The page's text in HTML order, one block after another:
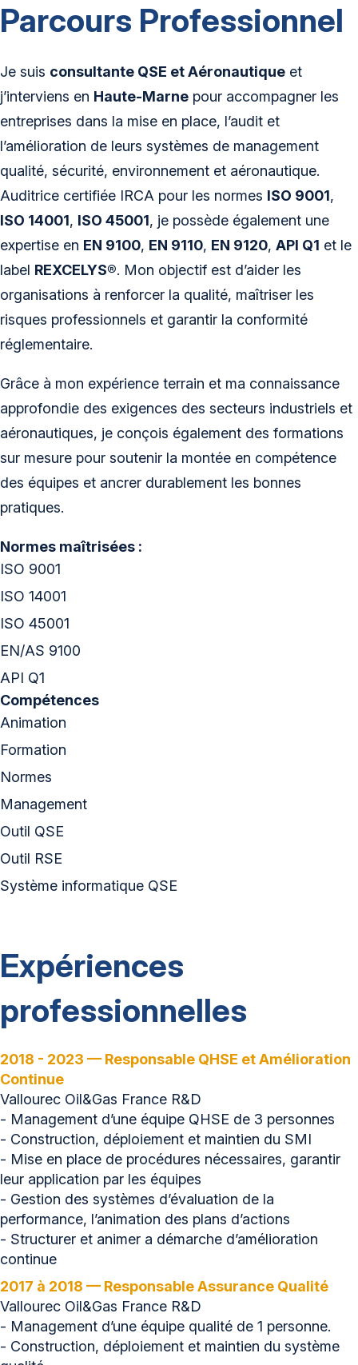
Parcours Professionnel
Je suis consultante QSE et Aéronautique et
j’interviens en Haute-Marne pour accompagner les
entreprises dans la mise en place, l’audit et
l’amélioration de leurs systèmes de management
qualité, sécurité, environnement et aéronautique.
Auditrice certifiée IRCA pour les normes ISO 9001,
ISO 14001, ISO 45001, je possède également une
expertise en EN 9100, EN 9110, EN 9120, API Q1 et le
label REXCELYS®. Mon objectif est d’aider les
organisations à renforcer la qualité, maîtriser les
risques professionnels et garantir la conformité
réglementaire.
Grâce à mon expérience terrain et ma connaissance
approfondie des exigences des secteurs industriels et
aéronautiques, je conçois également des formations
sur mesure pour soutenir la montée en compétence
des équipes et ancrer durablement les bonnes
pratiques.
Normes maîtrisées :
ISO 9001
ISO 14001
ISO 45001
EN/AS 9100
API Q1
Compétences
Animation
Formation
Normes
Management
Outil QSE
Outil RSE
Système informatique QSE
Expériences
professionnelles
2018 - 2023 — Responsable QHSE et Amélioration
Continue
Vallourec Oil&Gas France R&D
- Management d’une équipe QHSE de 3 personnes
- Construction, déploiement et maintien du SMI
- Mise en place de procédures nécessaires, garantir
leur application par les équipes
- Gestion des systèmes d’évaluation de la
performance, l’animation des plans d’actions
- Structurer et animer a démarche d’amélioration
continue
2017 à 2018 — Responsable Assurance Qualité
Vallourec Oil&Gas France R&D
- Management d’une équipe qualité de 1 personne.
- Construction, déploiement et maintien du système